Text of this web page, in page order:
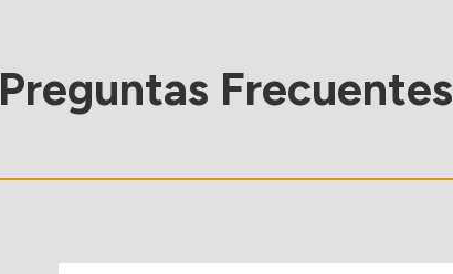
Preguntas Frecuentes